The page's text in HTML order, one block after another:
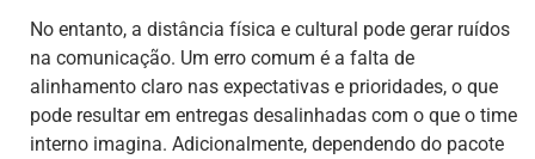
No entanto, a distância física e cultural pode gerar ruídos
na comunicação. Um erro comum é a falta de
alinhamento claro nas expectativas e prioridades, o que
pode resultar em entregas desalinhadas com o que o time
interno imagina. Adicionalmente, dependendo do pacote